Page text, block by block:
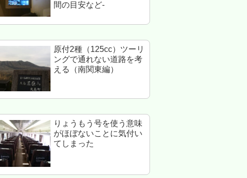
間の目安など-
原付2種（125cc）ツーリ
ングで通れない道路を考
える（南関東編）
りょうもう号を使う意味
がほぼないことに気付い
てしまった